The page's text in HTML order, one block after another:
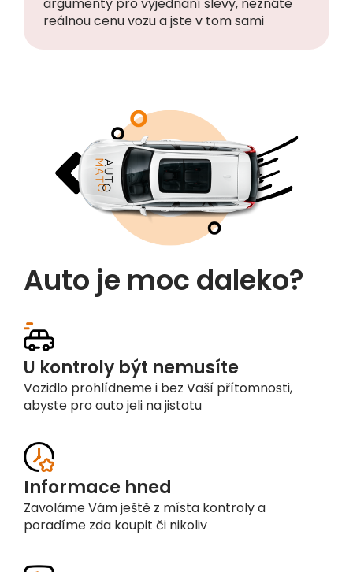
Auto je moc daleko?
U kontroly být nemusíte
Vozidlo prohlídneme i bez Vaší přítomnosti,
abyste pro auto jeli na jistotu
Informace hned
Zavoláme Vám ještě z místa kontroly a
poradíme zda koupit či nikoliv